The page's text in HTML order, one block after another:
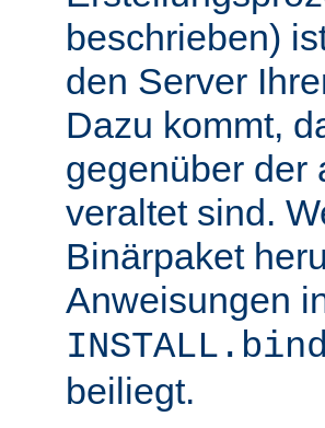
beschrieben)
den Server
Dazu kommt,
gegenüber der
veraltet sind.
Binärpaket
Anweisungen
beiliegt.